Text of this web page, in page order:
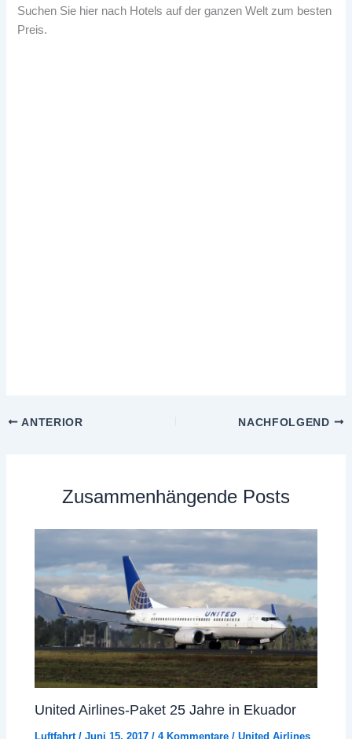
Suchen Sie hier nach Hotels auf der ganzen Welt zum besten
Preis.
ANTERIOR NACHFOLGEND
Zusammenhängende Posts
United Airlines-Paket 25 Jahre in Ekuador
Luftfahrt/Juni 15, 2017/4 Kommentare /United Airlines